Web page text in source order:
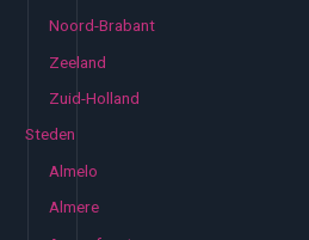
Noord-Brabant
Zeeland
Zuid-Holland
Steden
Almelo
Almere